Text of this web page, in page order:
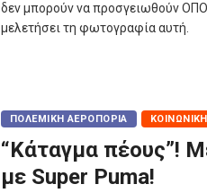
δεν μπορούν να προσγειωθούν
μελετήσει τη φωτογραφία αυτή.
ΠΟΛΕΜΙΚΉ ΑΕΡΟΠΟΡΊΑ
“Κάταγμα πέους”!
με Super Puma!